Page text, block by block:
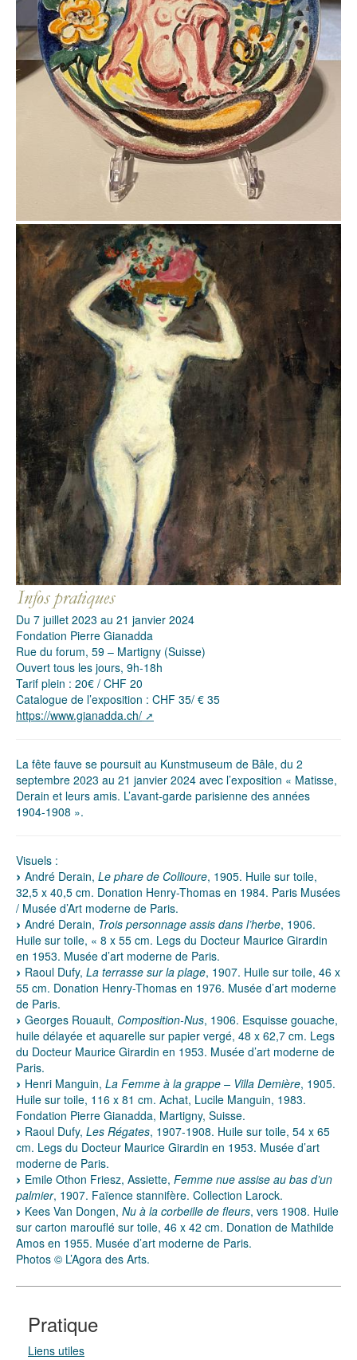
Du 7 juillet 2023 au 21 janvier 2024
Fondation Pierre Gianadda
Rue du forum, 59 – Martigny (Suisse)
Ouvert tous les jours, 9h-18h
Tarif plein : 20€ / CHF 20
Catalogue de l’exposition : CHF 35/ € 35
https://www.gianadda.ch/
La fête fauve se poursuit au Kunstmuseum de Bâle, du 2
septembre 2023 au 21 janvier 2024 avec l’exposition « Matisse,
Derain et leurs amis. L’avant-garde parisienne des années
1904-1908 ».
Visuels :
André Derain, Le phare de Collioure, 1905. Huile sur toile,
32,5 x 40,5 cm. Donation Henry-Thomas en 1984. Paris Musées
/ Musée d’Art moderne de Paris.
André Derain, Trois personnage assis dans l’herbe, 1906.
Huile sur toile, « 8 x 55 cm. Legs du Docteur Maurice Girardin
en 1953. Musée d’art moderne de Paris.
Raoul Dufy, La terrasse sur la plage, 1907. Huile sur toile, 46 x
55 cm. Donation Henry-Thomas en 1976. Musée d’art moderne
de Paris.
Georges Rouault, Composition-Nus, 1906. Esquisse gouache,
huile délayée et aquarelle sur papier vergé, 48 x 62,7 cm. Legs
du Docteur Maurice Girardin en 1953. Musée d’art moderne de
Paris.
Henri Manguin, La Femme à la grappe – Villa Demière, 1905.
Huile sur toile, 116 x 81 cm. Achat, Lucile Manguin, 1983.
Fondation Pierre Gianadda, Martigny, Suisse.
Raoul Dufy, Les Régates, 1907-1908. Huile sur toile, 54 x 65
cm. Legs du Docteur Maurice Girardin en 1953. Musée d’art
moderne de Paris.
Emile Othon Friesz, Assiette, Femme nue assise au bas d’un
palmier, 1907. Faïence stannifère. Collection Larock.
Kees Van Dongen, Nu à la corbeille de fleurs, vers 1908. Huile
sur carton marouflé sur toile, 46 x 42 cm. Donation de Mathilde
Amos en 1955. Musée d’art moderne de Paris.
Photos © L’Agora des Arts.
Pratique
Liens utiles